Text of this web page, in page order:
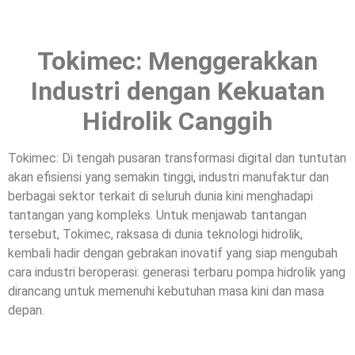
Tokimec: Menggerakkan
Industri dengan Kekuatan
Hidrolik Canggih
Tokimec: Di tengah pusaran transformasi digital dan tuntutan
akan efisiensi yang semakin tinggi, industri manufaktur dan
berbagai sektor terkait di seluruh dunia kini menghadapi
tantangan yang kompleks. Untuk menjawab tantangan
tersebut, Tokimec, raksasa di dunia teknologi hidrolik,
kembali hadir dengan gebrakan inovatif yang siap mengubah
cara industri beroperasi: generasi terbaru pompa hidrolik yang
dirancang untuk memenuhi kebutuhan masa kini dan masa
depan.